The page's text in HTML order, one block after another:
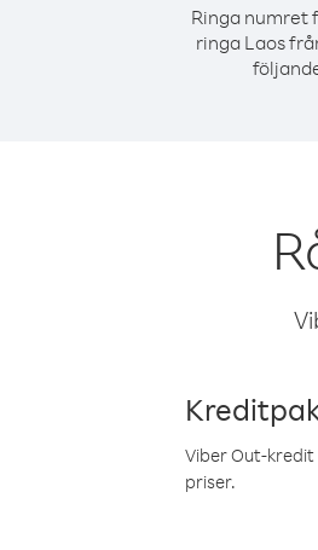
Ringa numret
ringa Laos
Viber Out-
priser.